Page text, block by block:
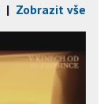
| Zobrazit vše